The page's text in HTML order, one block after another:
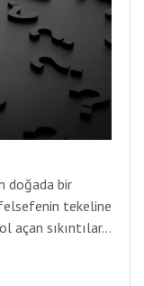
doğada bir
felsefenin tekeline
açan sıkıntılar...